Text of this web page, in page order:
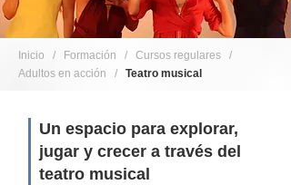
Inicio / Formación / Cursos regulares /
Adultos en acción / Teatro musical
Un espacio para explorar,
jugar y crecer a través del
teatro musical